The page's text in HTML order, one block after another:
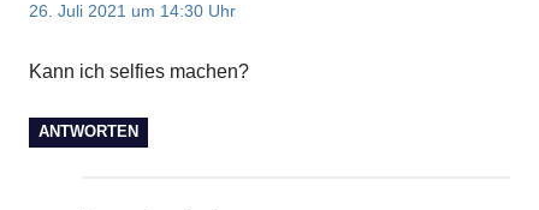
26. Juli 2021 um 14:30 Uhr
Kann ich selfies machen?
ANTWORTEN